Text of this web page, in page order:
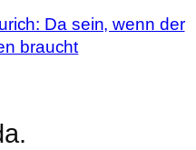
Da sein, wenn der
braucht